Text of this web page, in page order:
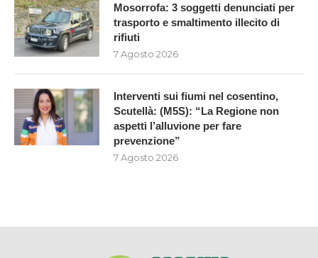
Mosorrofa: 3 soggetti denunciati per
trasporto e smaltimento illecito di
rifiuti
7 Agosto 2026
Interventi sui fiumi nel cosentino,
Scutellà: (M5S): “La Regione non
aspetti l’alluvione per fare
prevenzione”
7 Agosto 2026